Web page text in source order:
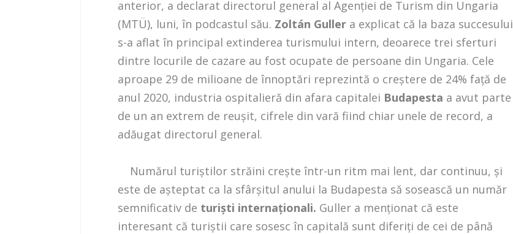
anterior, a declarat directorul general al Agenţiei de Turism din Ungaria
(MTÜ), luni, în podcastul său. Zoltán Guller a explicat că la baza succesului
s-a aflat în principal extinderea turismului intern, deoarece trei sferturi
dintre locurile de cazare au fost ocupate de persoane din Ungaria. Cele
aproape 29 de milioane de înnoptări reprezintă o creştere de 24% faţă de
anul 2020, industria ospitalieră din afara capitalei Budapesta a avut parte
de un an extrem de reuşit, cifrele din vară fiind chiar unele de record, a
adăugat directorul general.
Numărul turiştilor străini creşte într-un ritm mai lent, dar continuu, şi
este de aşteptat ca la sfârşitul anului la Budapesta să sosească un număr
semnificativ de turişti internaţionali. Guller a menţionat că este
interesant că turiştii care sosesc în capitală sunt diferiţi de cei de până